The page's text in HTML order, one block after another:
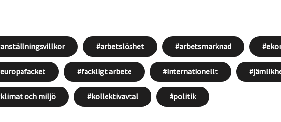
anställningsvillkor arbetslöshet arbetsmarknad
europafacket fackligt arbete internationellt
klimat och miljö kollektivavtal politik